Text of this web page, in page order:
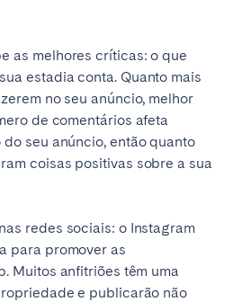
as melhores críticas: o que
estadia conta. Quanto mais
no seu anúncio, melhor
de comentários afeta
seu anúncio, então quanto
coisas positivas sobre a sua
redes sociais: o Instagram
para promover as
Muitos anfitriões têm uma
e publicarão não